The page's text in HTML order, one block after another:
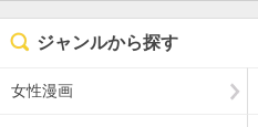
ジャンルから探す
女性漫画